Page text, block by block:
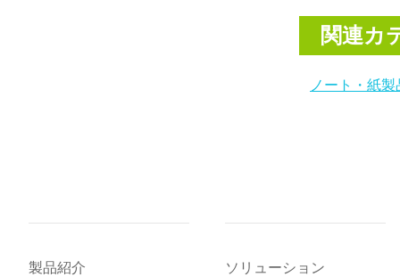
関連カ
ノート・紙製
製品紹介 ソリューション